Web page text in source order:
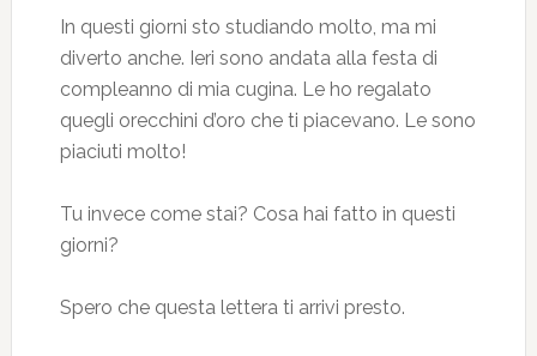
In questi giorni sto studiando molto, ma mi
diverto anche. Ieri sono andata alla festa di
compleanno di mia cugina. Le ho regalato
quegli orecchini d’oro che ti piacevano. Le sono
piaciuti molto!
Tu invece come stai? Cosa hai fatto in questi
giorni?
Spero che questa lettera ti arrivi presto.